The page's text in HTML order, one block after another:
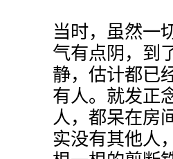
当时，虽然一
气有点阴，到
静，估计都已
有人。就发正
人，都呆在房
实没有其他人